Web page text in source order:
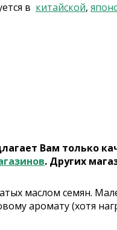
в китайской,
Вам только
. Других
маслом семян.
аромату (хотя